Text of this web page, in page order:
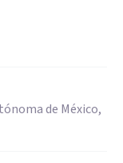
de México,